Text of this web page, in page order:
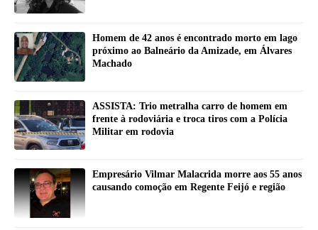
Homem de 42 anos é encontrado morto em lago
próximo ao Balneário da Amizade, em Álvares
Machado
ASSISTA: Trio metralha carro de homem em
frente à rodoviária e troca tiros com a Polícia
Militar em rodovia
Empresário Vilmar Malacrida morre aos 55 anos
causando comoção em Regente Feijó e região